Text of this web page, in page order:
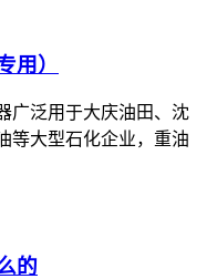
用）
广泛用于大庆油田、沈
等大型石化企业，重油
的